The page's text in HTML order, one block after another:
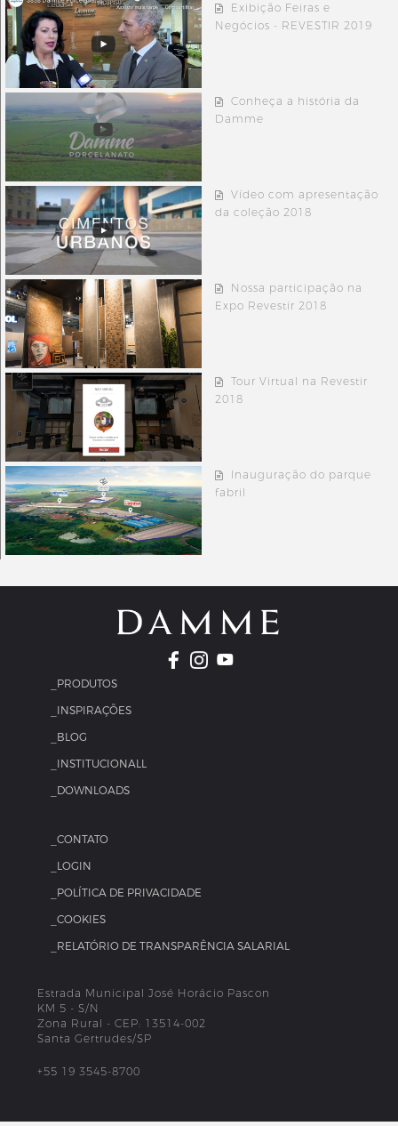
Exibição Feiras e
Negócios - REVESTIR 2019
Conheça a história da
Damme
Vídeo com apresentação
da coleção 2018
Nossa participação na
Expo Revestir 2018
Tour Virtual na Revestir
2018
Inauguração do parque
fabril
_PRODUTOS
_INSPIRAÇÕES
_BLOG
_INSTITUCIONALL
_DOWNLOADS
_CONTATO
_LOGIN
_POLÍTICA DE PRIVACIDADE
_COOKIES
_RELATÓRIO DE TRANSPARÊNCIA SALARIAL
Estrada Municipal José Horácio Pascon
KM 5 - S/N
Zona Rural - CEP: 13514-002
Santa Gertrudes/SP
+55 19 3545-8700